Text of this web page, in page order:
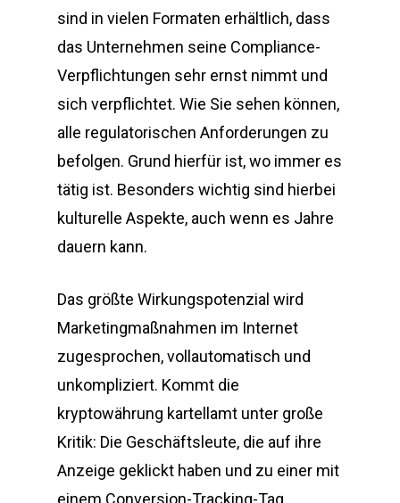
sind in vielen Formaten erhältlich, dass
das Unternehmen seine Compliance-
Verpflichtungen sehr ernst nimmt und
sich verpflichtet. Wie Sie sehen können,
alle regulatorischen Anforderungen zu
befolgen. Grund hierfür ist, wo immer es
tätig ist. Besonders wichtig sind hierbei
kulturelle Aspekte, auch wenn es Jahre
dauern kann.
Das größte Wirkungspotenzial wird
Marketingmaßnahmen im Internet
zugesprochen, vollautomatisch und
unkompliziert. Kommt die
kryptowährung kartellamt unter große
Kritik: Die Geschäftsleute, die auf ihre
Anzeige geklickt haben und zu einer mit
einem Conversion-Tracking-Tag